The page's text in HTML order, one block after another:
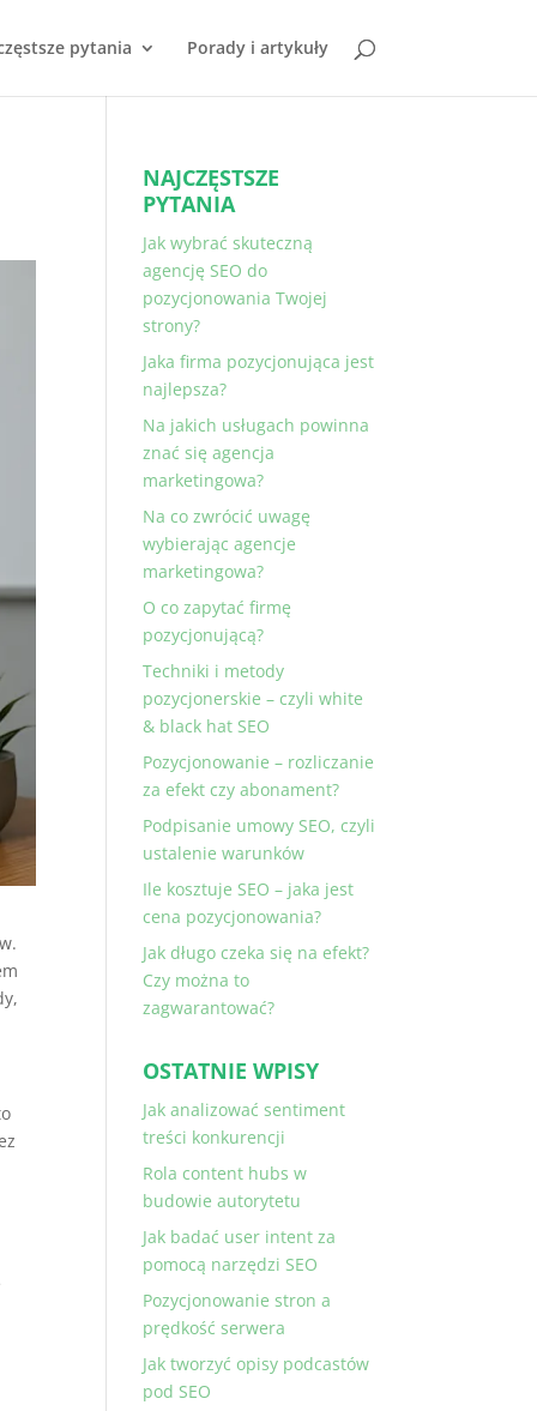
pytania Porady i artykuły
NAJCZĘSTSZE
PYTANIA
Jak wybrać skuteczną
agencję SEO do
pozycjonowania Twojej
strony?
Jaka firma pozycjonująca jest
najlepsza?
Na jakich usługach powinna
znać się agencja
marketingowa?
Na co zwrócić uwagę
wybierając agencje
marketingowa?
O co zapytać firmę
pozycjonującą?
Techniki i metody
pozycjonerskie – czyli white
& black hat SEO
Pozycjonowanie – rozliczanie
za efekt czy abonament?
Podpisanie umowy SEO, czyli
ustalenie warunków
Ile kosztuje SEO – jaka jest
cena pozycjonowania?
Jak długo czeka się na efekt?
Czy można to
zagwarantować?
OSTATNIE WPISY
Jak analizować sentiment
treści konkurencji
Rola content hubs w
budowie autorytetu
Jak badać user intent za
pomocą narzędzi SEO
Pozycjonowanie stron a
prędkość serwera
Jak tworzyć opisy podcastów
pod SEO